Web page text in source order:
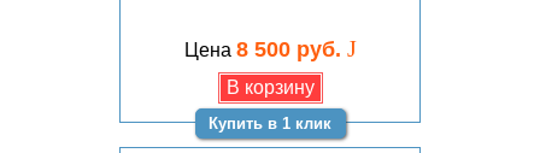
Цена 8 500 руб. J
Купить в 1 клик